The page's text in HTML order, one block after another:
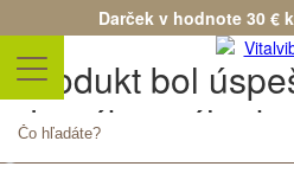
Darček v hodnote 30 €
Produkt bol
do nákupného